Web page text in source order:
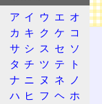
広告
ア イ ウ エ オ
カ キ ク ケ コ
サ シ ス セ ソ
タ チ ツ テ
ト
ナ ニ ヌ ネ
ノ
ハ ヒ フ ヘ ホ